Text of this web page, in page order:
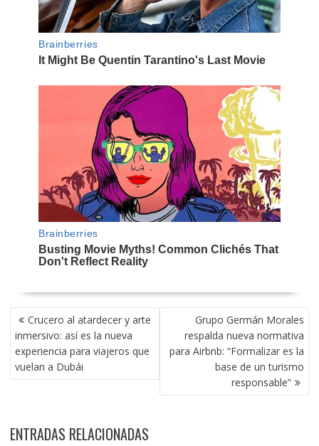
NAVEGACIÓN
DE
ENTRADAS
Crucero al atardecer y arte
inmersivo: así es la nueva
experiencia para viajeros que
vuelan a Dubái
Grupo Germán Morales
respalda nueva normativa
para Airbnb: “Formalizar es la
base de un turismo
responsable”
ENTRADAS RELACIONADAS